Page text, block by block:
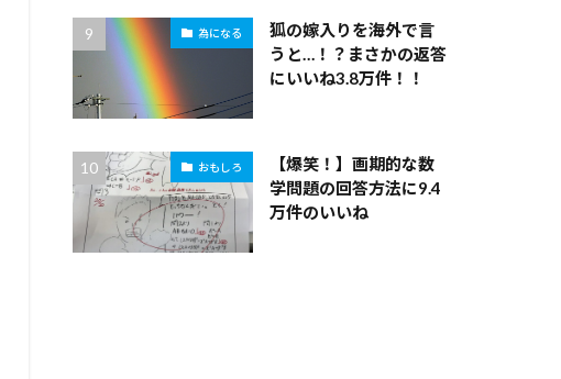
為になる
狐の嫁入りを海外で言
うと…！？まさかの返答
にいいね3.8万件！！
おもしろ
【爆笑！】画期的な数
学問題の回答方法に9.4
万件のいいね